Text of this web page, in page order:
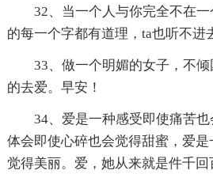
32、当一个人与你完全不在
的每一个字都有道理，ta也听不进
33、做一个明媚的女子，不
的去爱。早安！
34、爱是一种感受即使痛苦
体会即使心碎也会觉得甜蜜，爱
觉得美丽。爱，她从来就是件千